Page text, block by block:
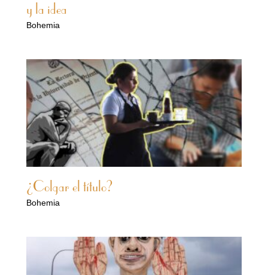
y la idea
Bohemia
¿Colgar el título?
Bohemia